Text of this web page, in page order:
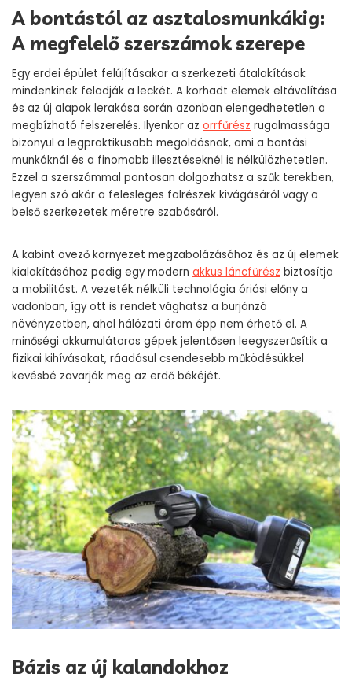
A bontástól az asztalosmunkákig:
A megfelelő szerszámok szerepe
Egy erdei épület felújításakor a szerkezeti átalakítások
mindenkinek feladják a leckét. A korhadt elemek eltávolítása
és az új alapok lerakása során azonban elengedhetetlen a
megbízható felszerelés. Ilyenkor az orrfűrész rugalmassága
bizonyul a legpraktikusabb megoldásnak, ami a bontási
munkáknál és a finomabb illesztéseknél is nélkülözhetetlen.
Ezzel a szerszámmal pontosan dolgozhatsz a szűk terekben,
legyen szó akár a felesleges falrészek kivágásáról vagy a
belső szerkezetek méretre szabásáról.
A kabint övező környezet megzabolázásához és az új elemek
kialakításához pedig egy modern akkus láncfűrész biztosítja
a mobilitást. A vezeték nélküli technológia óriási előny a
vadonban, így ott is rendet vághatsz a burjánzó
növényzetben, ahol hálózati áram épp nem érhető el. A
minőségi akkumulátoros gépek jelentősen leegyszerűsítik a
fizikai kihívásokat, ráadásul csendesebb működésükkel
kevésbé zavarják meg az erdő békéjét.
Bázis az új kalandokhoz